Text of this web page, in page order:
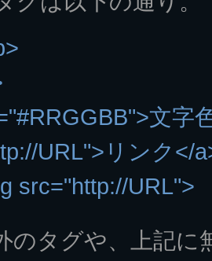
文字
URL">リンク</
src="http://URL">
のタグや、上記に